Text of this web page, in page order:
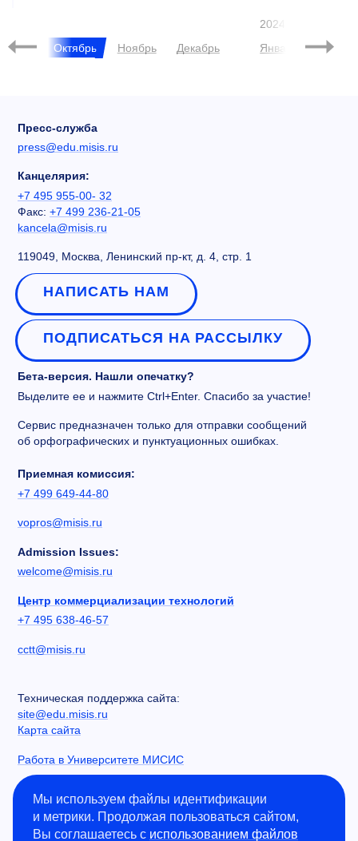
Октябрь Ноябрь Декабрь
2024
Январь
Пресс-служба
press@edu.misis.ru
Канцелярия:
+7 495 955-00- 32
Факс: +7 499 236-21-05
kancela@misis.ru
119049, Москва, Ленинский пр-кт, д. 4, стр. 1
НАПИСАТЬ НАМ
ПОДПИСАТЬСЯ НА РАССЫЛКУ
Бета-версия. Нашли опечатку?
Выделите ее и нажмите Ctrl+Enter. Спасибо за участие!
Сервис предназначен только для отправки сообщений
об орфографических и пунктуационных ошибках.
Приемная комиссия:
+7 499 649-44-80
vopros@misis.ru
Admission Issues:
welcome@misis.ru
Центр коммерциализации технологий
+7 495 638-46-57
cctt@misis.ru
Техническая поддержка сайта:
site@edu.misis.ru
Карта сайта
Работа в Университете МИСИС
Информация о закупках
Противодействие коррупции
Мы используем файлы идентификации
и метрики. Продолжая пользоваться сайтом,
Вы соглашаетесь с использованием файлов